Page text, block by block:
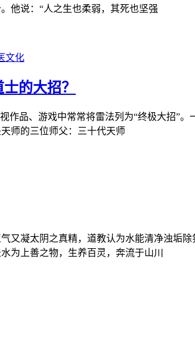
他说：“人之生也柔弱，其死也坚强
文化
的大招？
作品、游戏中常常将雷法列为“终极大招”
师的三位师父：三十代天师
又凝太阴之真精，道教认为水能清净浊垢
为上善之物，生养百灵，奔流于山川